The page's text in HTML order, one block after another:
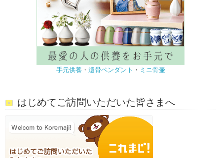
手元供養 ・ 遺骨ペンダント ・ ミニ骨壷
はじめてご訪問いただいた皆さまへ